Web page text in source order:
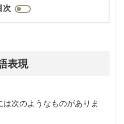
次
表現
は次のようなものがありま